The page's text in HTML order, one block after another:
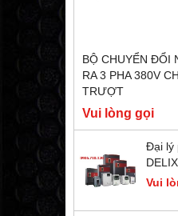
BỘ CHUYỂN ĐỔI
RA 3 PHA 380V
TRƯỢT
Vui lòng gọi
Đại lý
Vui